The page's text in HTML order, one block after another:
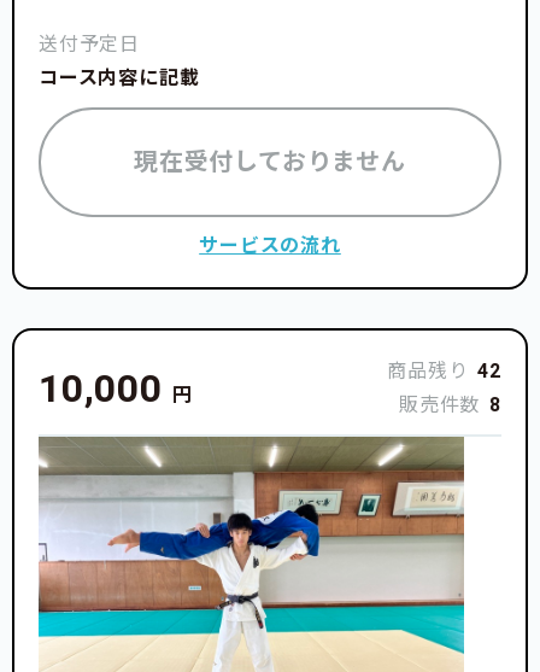
送付予定日
コース内容に記載
現在受付しておりません
サービスの流れ
10,000 円
商品残り 42
販売件数 8